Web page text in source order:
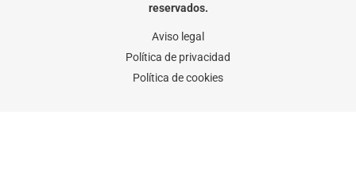
-
m
reservados.
Aviso legal
Política de privacidad
Política de cookies